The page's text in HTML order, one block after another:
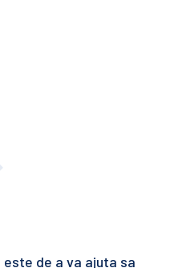
de a va ajuta sa